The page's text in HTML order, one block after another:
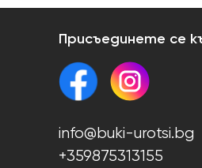
Присъединете се
info@buki-urotsi.bg
+359875313155